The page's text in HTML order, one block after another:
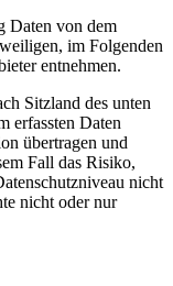
Daten von dem
im Folgenden
entnehmen.
Sitzland des unten
erfassten Daten
übertragen und
Fall das Risiko,
nicht
nicht oder nur